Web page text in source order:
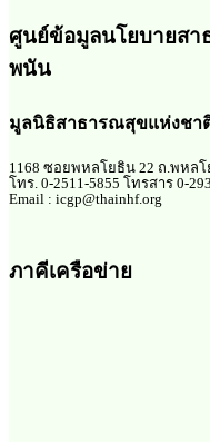
ศูนย์ข้อมูลนโยบายสา
พนัน
มูลนิธิสาธารณสุขแห่งชา
1168 ซอยพหลโยธิน 22 ถ.พหลโ
โทร. 0-2511-5855 โทรสาร 0-
Email : icgp@thainhf.org
ภาคีเครือข่าย